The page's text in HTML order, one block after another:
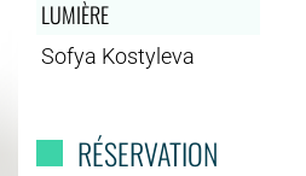
LUMIÈRE
Sofya Kostyleva
RÉSERVATION